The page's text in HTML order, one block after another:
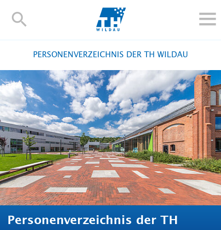
TH-
FORSCHUNG UND TRANSFER
ALUMNI
HOCHSCHULE
INTERNATIONAL
BESCHÄFTIGTE
Blogs Kontakt und Anfahrt Webmail Moodle
TH Online-Portal Personensuche English
PERSONENVERZEICHNIS DER TH WILDAU
Personenverzeichnis der TH